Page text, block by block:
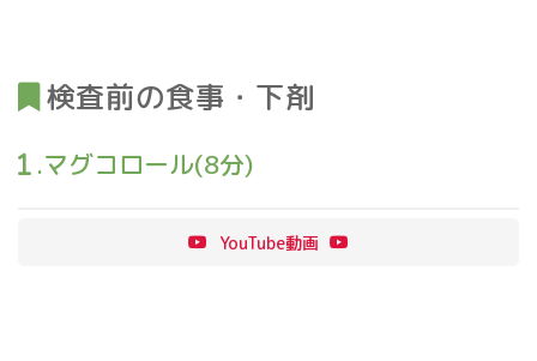
検査前の食事・下剤
.マグコロール(8分)
YouTube動画